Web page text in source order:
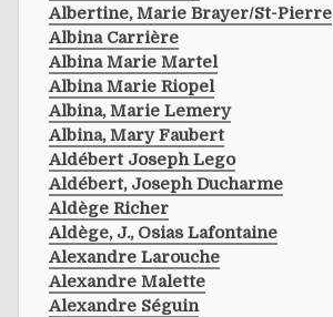
Albertine, Marie Brayer/st-Pierre
Albina Carrière
Albina Marie Martel
Albina Marie Riopel
Albina, Marie Lemery
Albina, Mary Faubert
Aldébert Joseph Lego
Aldébert, Joseph Ducharme
Aldège Richer
Aldège, J., Osias Lafontaine
Alexandre Larouche
Alexandre Malette
Alexandre Séguin